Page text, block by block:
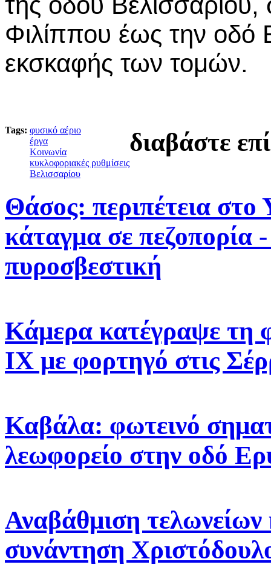
Φιλίππου έως την οδό
εκσκαφής των τομών.
Tags: φυσικό αέριο
έργα
Κοινωνία
κυκλοφοριακές ρυθμίσεις
Βελισσαρίου
διαβάστε
Θάσος: περιπέτεια στο
κάταγμα σε πεζοπορία
πυροσβεστική
Κάμερα κατέγραψε τη
ΙΧ με φορτηγό στις
Καβάλα: φωτεινό
λεωφορείο στην οδό
Αναβάθμιση τελωνείων
συνάντηση